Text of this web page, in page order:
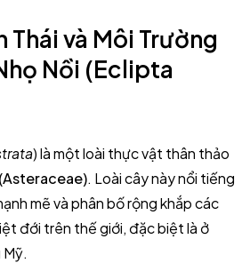
Thái và Môi Trường
Nồi (Eclipta
) là một loài thực vật thân thảo
. Loài cây này nổi tiếng
mẽ và phân bố rộng khắp các
đới trên thế giới, đặc biệt là ở
Mỹ.